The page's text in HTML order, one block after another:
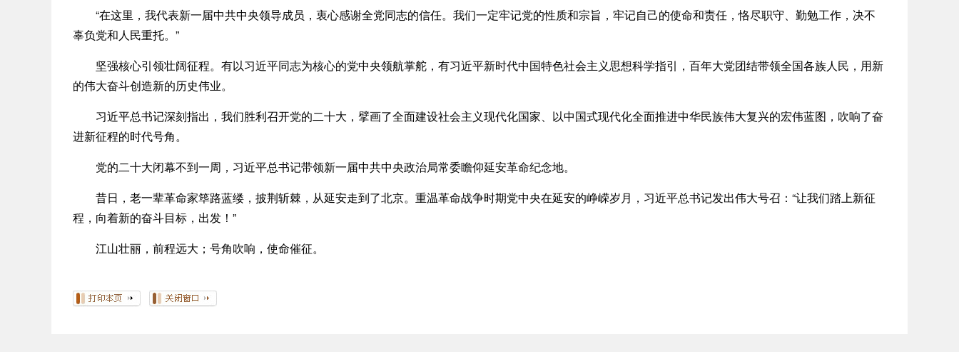
“在这里，我代表新一届中共中央领导成员，衷心感谢全党同志的信任。我们一定牢记党的性质和宗旨，牢记自己的使命和责任，恪尽职守、勤勉工作，决不
辜负党和人民重托。”
坚强核心引领壮阔征程。有以习近平同志为核心的党中央领航掌舵，有习近平新时代中国特色社会主义思想科学指引，百年大党团结带领全国各族人民，用新
的伟大奋斗创造新的历史伟业。
习近平总书记深刻指出，我们胜利召开党的二十大，擘画了全面建设社会主义现代化国家、以中国式现代化全面推进中华民族伟大复兴的宏伟蓝图，吹响了奋
进新征程的时代号角。
党的二十大闭幕不到一周，习近平总书记带领新一届中共中央政治局常委瞻仰延安革命纪念地。
昔日，老一辈革命家筚路蓝缕，披荆斩棘，从延安走到了北京。重温革命战争时期党中央在延安的峥嵘岁月，习近平总书记发出伟大号召：“让我们踏上新征
程，向着新的奋斗目标，出发！”
江山壮丽，前程远大；号角吹响，使命催征。